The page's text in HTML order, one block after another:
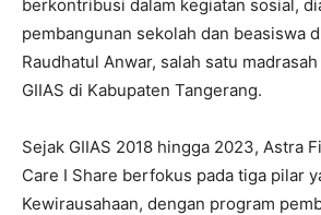
berkontribusi dalam kegiatan sosial,
pembangunan sekolah dan beasiswa
Raudhatul Anwar, salah satu
GIIAS di Kabupaten Tangerang.
Sejak GIIAS 2018 hingga 2023, Astra
Care I Share berfokus pada tiga pilar
Kewirausahaan, dengan program